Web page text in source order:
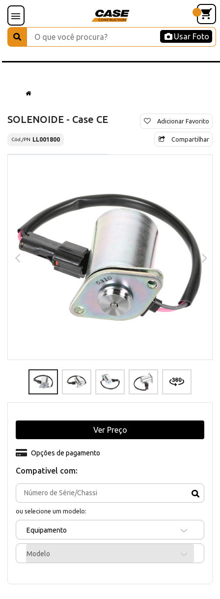
Usar Foto
SOLENOIDE - Case CE
Cód./PN LL001800
Adicionar Favorito
Compartilhar
Compativel com:
ou selecione um modelo:
Equipamento
Modelo
Opções de pagamento
Ver Preço